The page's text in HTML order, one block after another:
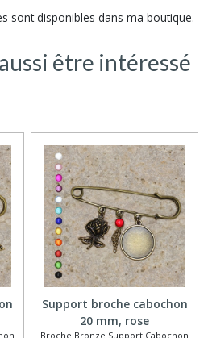
sont disponibles dans ma boutique.
être intéressé
Support broche cabochon
20 mm, rose
Broche Bronze Support Cabochon